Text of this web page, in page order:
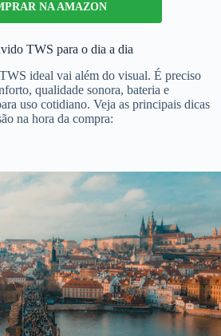
NA AMAZON
TWS para o dia a dia
ideal vai além do visual. É preciso
qualidade sonora, bateria e
uso cotidiano. Veja as principais dicas
na hora da compra: